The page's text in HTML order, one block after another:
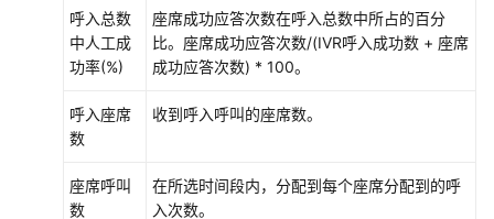
报
表
能
码
呼入总数
中人工成
功率(%)
座席成功应答次数在呼入总数中所占的百分
比。座席成功应答次数/(IVR呼入成功数 + 座席
成功应答次数) * 100。
呼入座席
数
收到呼入呼叫的座席数。
座席呼叫
数
在所选时间段内，分配到每个座席分配到的呼
入次数。